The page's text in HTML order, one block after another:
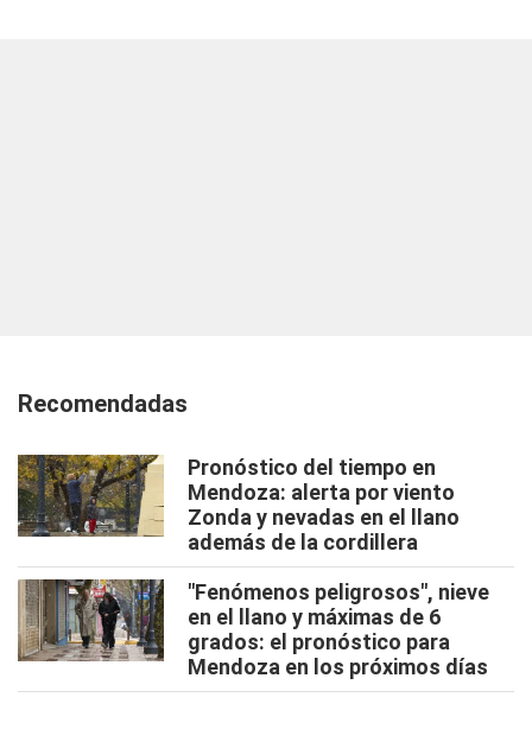
Recomendadas
Pronóstico del tiempo en
Mendoza: alerta por viento
Zonda y nevadas en el llano
además de la cordillera
"Fenómenos peligrosos", nieve
en el llano y máximas de 6
grados: el pronóstico para
Mendoza en los próximos días